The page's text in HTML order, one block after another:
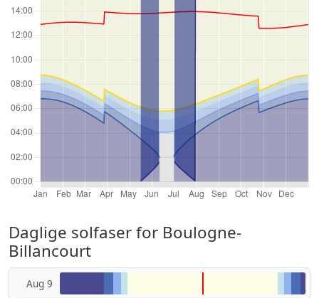
Daglige solfaser for Boulogne-
Billancourt
Aug 9